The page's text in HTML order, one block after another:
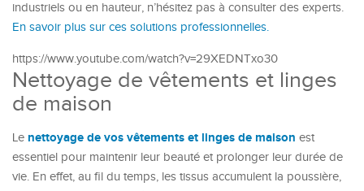
industriels ou en hauteur, n’hésitez pas à consulter des experts.
En savoir plus sur ces solutions professionnelles.
https://www.youtube.com/watch?v=29XEDNTxo30
Nettoyage de vêtements et linges
de maison
Le nettoyage de vos vêtements et linges de maison est
essentiel pour maintenir leur beauté et prolonger leur durée de
vie. En effet, au fil du temps, les tissus accumulent la poussière,